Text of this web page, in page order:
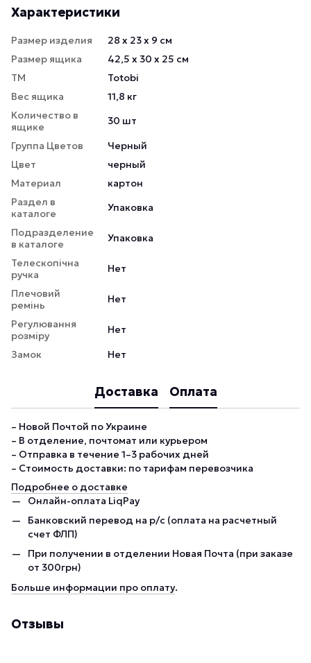
Характеристики
Размер изделия
28 х 23 х 9 см
Размер ящика
42,5 х 30 х 25 см
ТМ
Totobi
Вес ящика
11,8 кг
Количество в
ящике
30 шт
Группа Цветов
Черный
Цвет
черный
Материал
картон
Раздел в
каталоге
Упаковка
Подразделение
в каталоге
Упаковка
Телескопічна
ручка
Нет
Плечовий
ремінь
Нет
Регулювання
розміру
Нет
Замок
Нет
Доставка Оплата
– Новой Почтой по Украине
– В отделение, почтомат или курьером
– Отправка в течение 1–3 рабочих дней
– Стоимость доставки: по тарифам перевозчика
Подробнее о доставке
Онлайн-оплата LiqPay
Банковский перевод на р/с (оплата на расчетный
счет ФЛП)
При получении в отделении Новая Почта (при заказе
от 300грн)
Больше информации про оплату.
Отзывы